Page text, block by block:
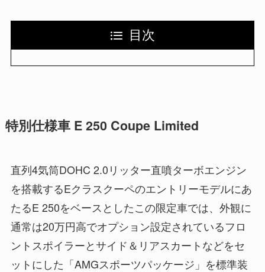
目次
特別仕様車 E 250 Coupe Limited
直列4気筒DOHC 2.0リッター直噴ターボエンジン
を搭載するEクラスクーペのエントリーモデルにあ
たるE 250をベースとしたこの限定車では、外観に
通常は20万円高でオプション設定されているフロ
ントスポイラーとサイド＆リアスカートなどをセ
ットにした「AMGスポーツパッケージ」を標準装